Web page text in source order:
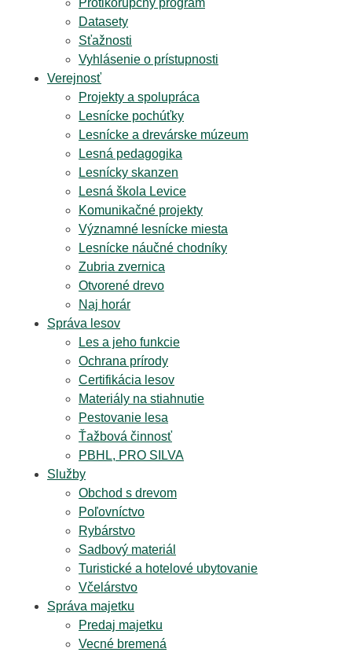
Datasety
Sťažnosti
Vyhlásenie o prístupnosti
Verejnosť
Projekty a spolupráca
Lesnícke pochúťky
Lesnícke a drevárske múzeum
Lesná pedagogika
Lesnícky skanzen
Lesná škola Levice
Komunikačné projekty
Významné lesnícke miesta
Lesnícke náučné chodníky
Zubria zvernica
Otvorené drevo
Naj horár
Správa lesov
Les a jeho funkcie
Ochrana prírody
Certifikácia lesov
Materiály na stiahnutie
Pestovanie lesa
Ťažbová činnosť
PBHL, PRO SILVA
Služby
Obchod s drevom
Poľovníctvo
Rybárstvo
Sadbový materiál
Turistické a hotelové ubytovanie
Včelárstvo
Správa majetku
Predaj majetku
Vecné bremená